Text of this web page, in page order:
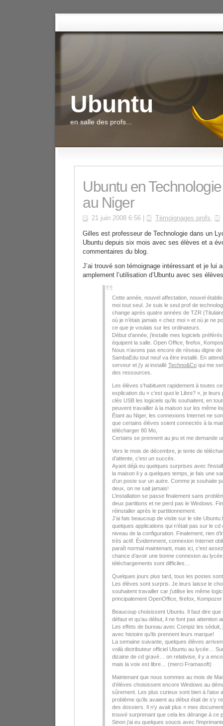
Ubuntu
en salle des profs...
Ubuntu en
au Niger
21 juin 2008 6:56 | Témoignages profs,
Gilles est professeur de Technologie dans un
Ubuntu depuis six mois avec ses élèves et a
commentaires du blog.
J’ai trouvé son témoignage intéressant et je lui
amplement l’utilisation d’Ubuntu avec ses
Cette année, nouvel affectation, nouvel
moi tout seul. Je suis le seul prof de
change après quatre années de TZR
où je n’étais jamais « chez moi » et où je ne
ce que je voulais sur les ordinateurs.
Début d’année, j’installe mes logiciels
équipent la salle. Open Office, firefox,
Nous n’avons pas encore de réseau digne
SambaEdu tout neuf va être installé. En
serveur et j’y ai installé Techno&Co qui me
des ressources.
Les élèves s’habituent rapidement à toutes
explication du « c’est quoi le Libre? », je
clés USB les logiciels qu’ils souhaitent, en
peuvent travailler à la maison sur les même
Étant au Niger, les connexions Internet ne
que certains élèves soient connectés à la
télécharger 80 Mo,
Certains se prennent au jeu et me demande
Vers le mois de décembre, je tente de
d’attente, c’est un succès.
Ayant déjà eu quelques surprises avec
la maison il y a quelques temps, je fais une
d’un poste sur un autre. Comme je souhaite
deux, on ne sait jamais!
L’installation se passe finalement sans
deux partitions et ne perd pas le Windows.
réinstaller après le partitionnement.
J’ai fais beaucoup de visite sur le site
quelques applications qui n’était pas sur le
niveau de la configuration. Finalement, rien
très actif. Évidemment, connexion Internet
paraît normal maintenant, mais ici, c’est
chance d’avoir une bonne connexion au
téléchargements sont difficiles…
Quelques jours plus tard, tous les postes
Les élèves sont surpris. Je leurs laisse le
souhaitent travailler car j’utilise les même
principalement OpenOffice, firefox,
Beaucoup choisissent Ubuntu. Il faut dire que
défaut et qu’au début, il ne font pas attention
Les effets de bureau avec Compiz les séduit,
avec histoire qu’ils prennent leurs marque!
La semaine suivante, quelques élèves
voilà distributeur officiel Ubuntu au lycée…
dizaine de cd gravé… on relativise, il y a
mais la voix est libre… (merci Framasoft)
Maintenant que nous sommes au mois de
d’élèves choisissent encore Windows au
sûrement. Les plus curieux sont bien à l’aise
problème qu’ils avaient au début était de s’y
des dossiers. Il n’y avait plus « mes
trouvé surprenant que cela les dérange à ce
Sinon j’ai eu quelques soucis avec